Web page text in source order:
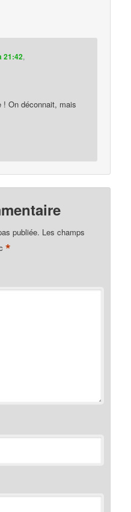
21:42,
! On déconnait, mais
publiée. Les champs
*